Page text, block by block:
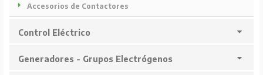
Accesorios de Contactores
Control Eléctrico
Generadores - Grupos Electrógenos